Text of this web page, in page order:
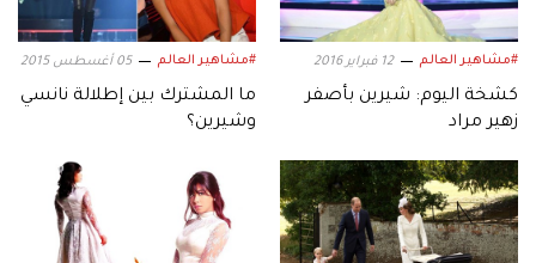
#مشاهير العالم 12 فبراير 2016
كشخة اليوم: شيرين بأصفر
زهير مراد
#مشاهير العالم 05 أغسطس 2015
ما المشترك بين إطلالة نانسي
وشيرين؟